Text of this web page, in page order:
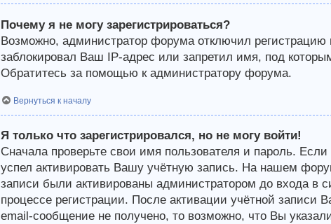
Почему я не могу зарегистрироваться?
Возможно, администратор форума отключил регистрацию
заблокировал Ваш IP-адрес или запретил имя, под
Обратитесь за помощью к администратору форума.
Вернуться к началу
Я только что зарегистрировался, но не могу войти!
Сначала проверьте свои имя пользователя и пароль.
успел активировать Вашу учётную запись. На нашем
записи были активированы администратором до входа в
процессе регистрации. После активации учётной записи
email-сообщение не получено, то возможно, что Вы